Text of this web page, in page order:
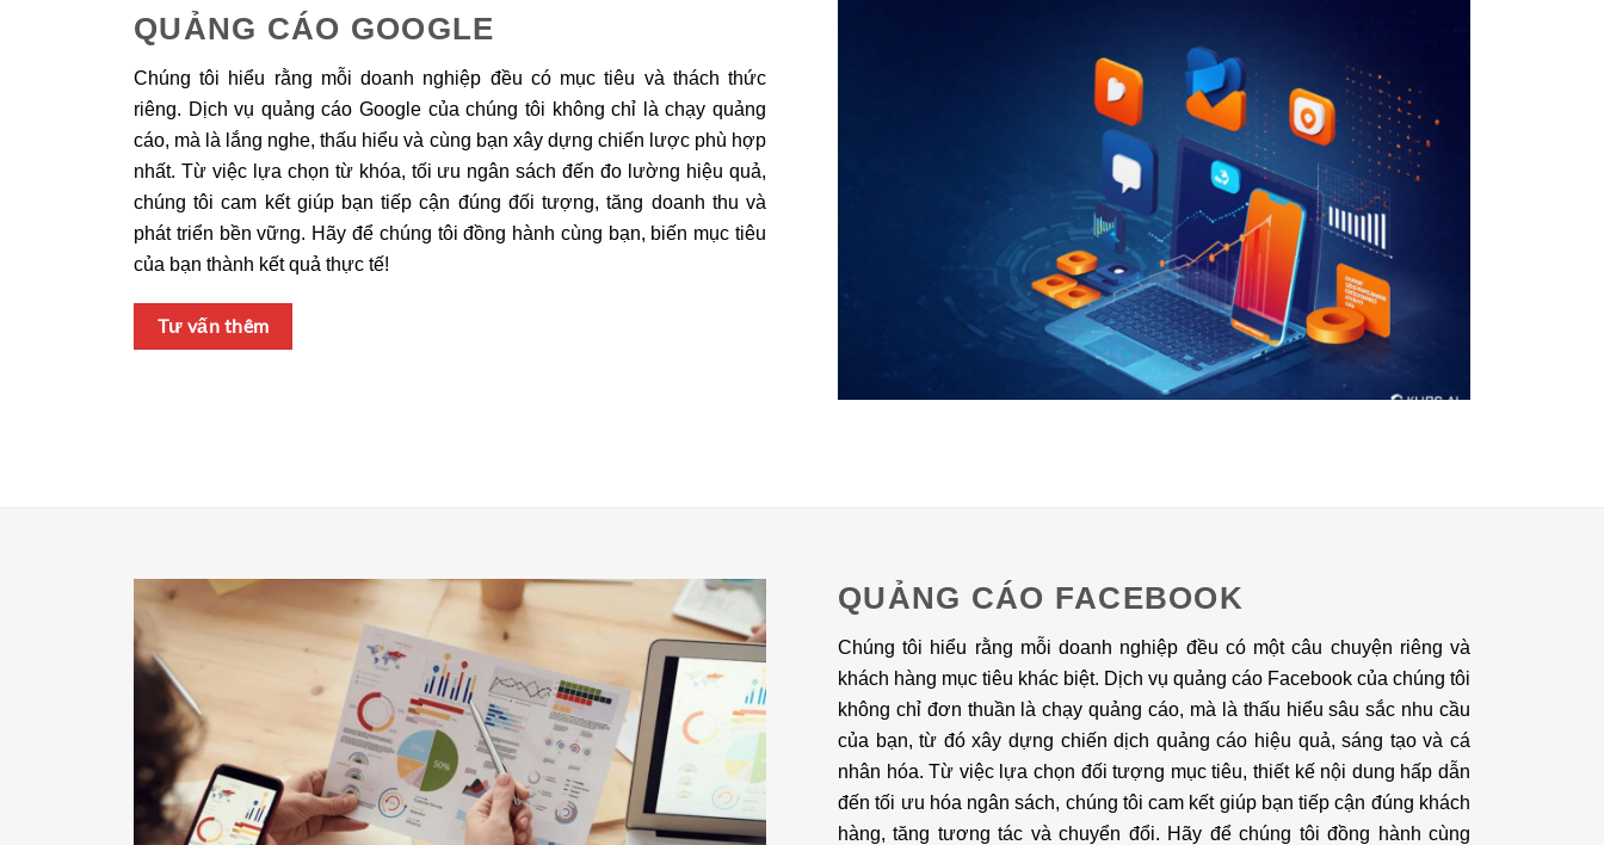
QUẢNG CÁO GOOGLE
Chúng tôi hiểu rằng mỗi doanh nghiệp đều có mục tiêu và thách thức
riêng. Dịch vụ quảng cáo Google của chúng tôi không chỉ là chạy quảng
cáo, mà là lắng nghe, thấu hiểu và cùng bạn xây dựng chiến lược phù hợp
nhất. Từ việc lựa chọn từ khóa, tối ưu ngân sách đến đo lường hiệu quả,
chúng tôi cam kết giúp bạn tiếp cận đúng đối tượng, tăng doanh thu và
phát triển bền vững. Hãy để chúng tôi đồng hành cùng bạn, biến mục tiêu
của bạn thành kết quả thực tế!
Tư vấn thêm
QUẢNG CÁO FACEBOOK
Chúng tôi hiểu rằng mỗi doanh nghiệp đều có một câu chuyện riêng và
khách hàng mục tiêu khác biệt. Dịch vụ quảng cáo Facebook của chúng tôi
không chỉ đơn thuần là chạy quảng cáo, mà là thấu hiểu sâu sắc nhu cầu
của bạn, từ đó xây dựng chiến dịch quảng cáo hiệu quả, sáng tạo và cá
nhân hóa. Từ việc lựa chọn đối tượng mục tiêu, thiết kế nội dung hấp dẫn
đến tối ưu hóa ngân sách, chúng tôi cam kết giúp bạn tiếp cận đúng khách
hàng, tăng tương tác và chuyển đổi. Hãy để chúng tôi đồng hành cùng